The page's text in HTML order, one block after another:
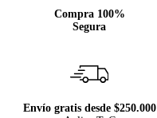
Compra 100%
Segura
Envío gratis desde $250.000